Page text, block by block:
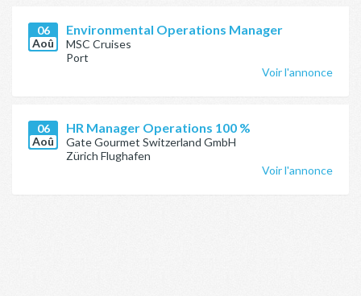
06
Aoû
Environmental Operations Manager
MSC Cruises
Port
Voir l'annonce
06
Aoû
HR Manager Operations 100 %
Gate Gourmet Switzerland GmbH
Zürich Flughafen
Voir l'annonce